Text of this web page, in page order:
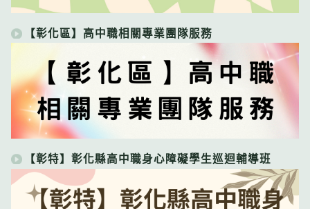
【彰化區】高中職相關專業團隊服務
【彰特】彰化縣高中職身心障礙學生巡迴輔導班